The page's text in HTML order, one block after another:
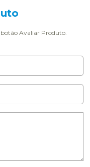
botão Avaliar Produto.